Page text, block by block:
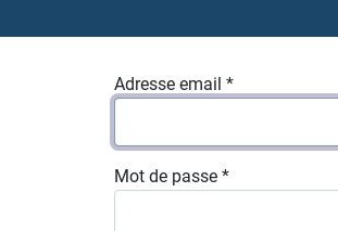
Adresse email *
Mot de passe *